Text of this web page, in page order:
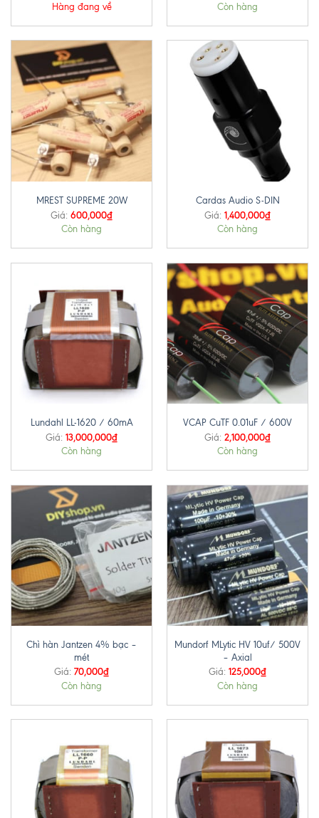
Hàng đang về Còn hàng
MREST SUPREME 20W
Giá: 600,000₫
Còn hàng
Cardas Audio S-DIN
Giá: 1,400,000₫
Còn hàng
Lundahl LL-1620 / 60mA
Giá: 13,000,000₫
Còn hàng
VCAP CuTF 0.01uF / 600V
Giá: 2,100,000₫
Còn hàng
Chì hàn Jantzen 4% bạc –
mét
Giá: 70,000₫
Còn hàng
Mundorf MLytic HV 10uf/ 500V
– Axial
Giá: 125,000₫
Còn hàng